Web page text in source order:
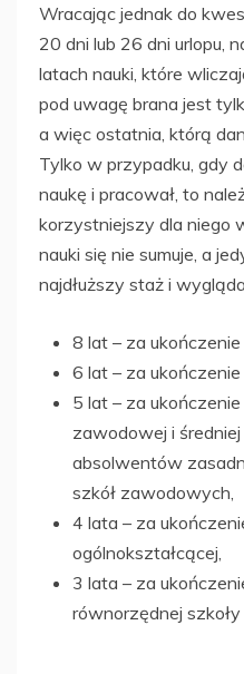
Wracając jednak do
20 dni lub 26 dni urlopu,
latach nauki, które
pod uwagę brana jest
a więc ostatnia, którą
Tylko w przypadku, gdy
naukę i pracował, to
korzystniejszy dla niego
nauki się nie sumuje, a
najdłuższy staż i
8 lat – za
6 lat – za ukończenie
5 lat – za
zawodowej i
absolwentów
szkół zawodowych,
4 lata – za
ogólnokształcącej,
3 lata – za
równorzędnej